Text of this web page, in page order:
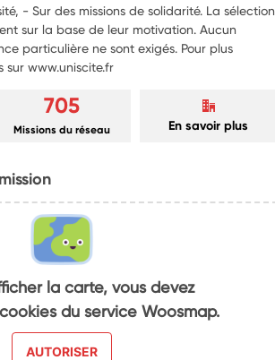
- Sur des missions de solidarité. La sélection
sur la base de leur motivation. Aucun
particulière ne sont exigés. Pour plus
www.uniscite.fr
705
Missions du réseau En savoir plus
la carte, vous devez
du service Woosmap.
AUTORISER